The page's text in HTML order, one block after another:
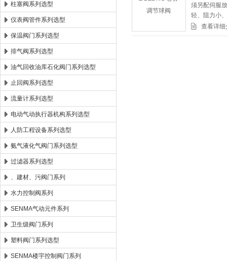
柱塞阀系列选型
仪表阀管件系列选型
保温阀门系列选型
排气阀系列选型
油气回收油库石化阀门系列选型
止回阀系列选型
流量计系列选型
电动气动执行器机构系列选型
人防工程设备系列选型
氨气液化气阀门系列选型
过滤器系列选型
、建材、污阀门系列
水力控制阀系列
SENMA气动元件系列
卫生级阀门系列
塑料阀门系列选型
SENMA楼宇控制阀门系列
须另配伺服
轻、阻力小
查看详细